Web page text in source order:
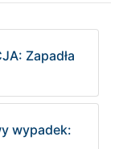
Zapadła
wypadek: